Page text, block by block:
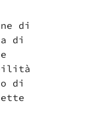
di
di
di